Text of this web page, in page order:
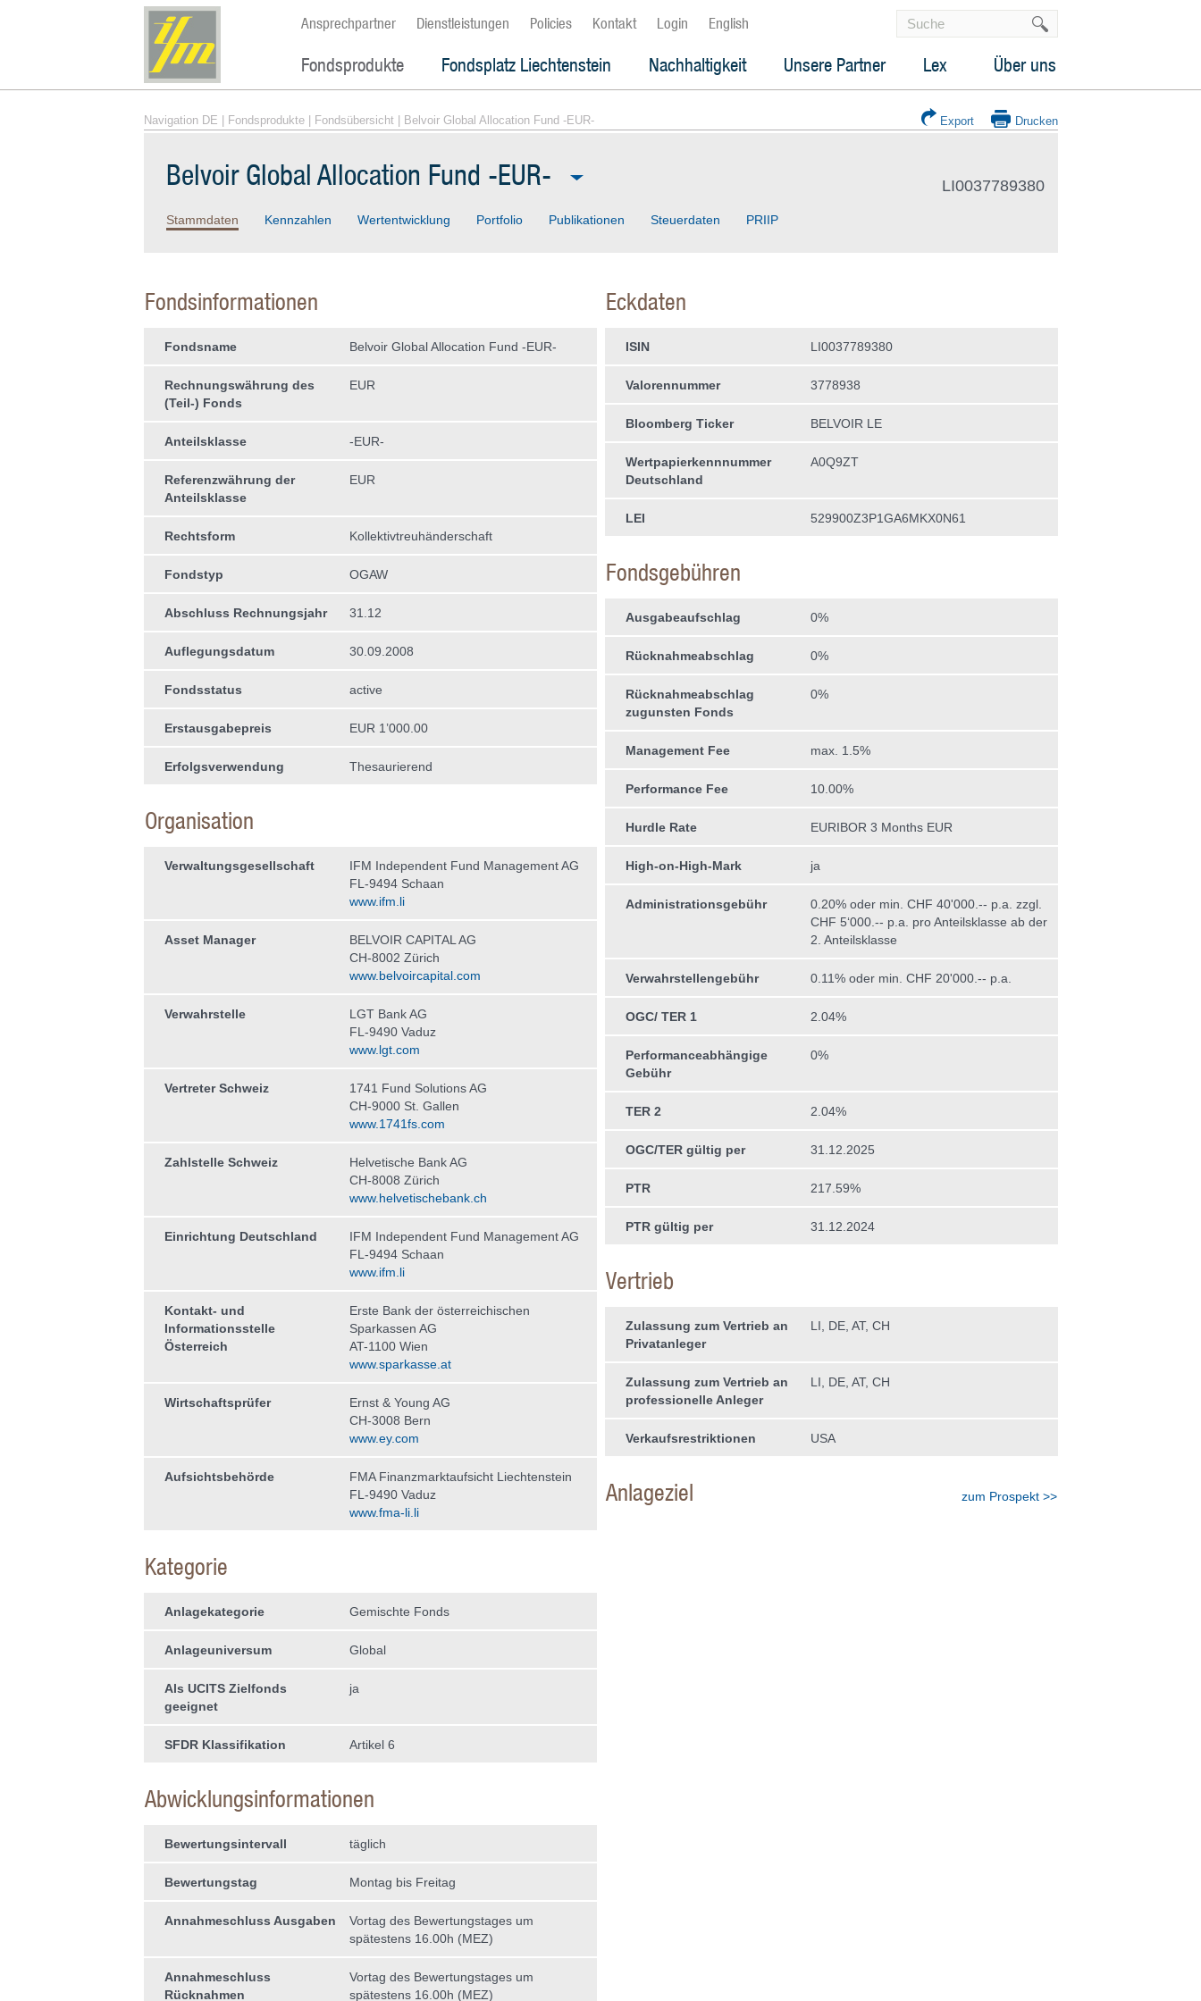
Ansprechpartner Dienstleistungen Policies Kontakt Login English
Fondsprodukte Fondsplatz Liechtenstein Nachhaltigkeit Unsere Partner Lex Über uns
Navigation DE Fondsprodukte| Fondsübersicht| Belvoir Global Allocation Fund -EUR- Export Drucken
Belvoir Global Allocation Fund -EUR- LI0037789380
Stammdaten Kennzahlen Wertentwicklung Portfolio Publikationen Steuerdaten PRIIP
Fondsinformationen
Fondsname Belvoir Global Allocation Fund -EUR-
Rechnungswährung des
(Teil-) Fonds
EUR
Anteilsklasse -EUR-
Referenzwährung der
Anteilsklasse
EUR
Rechtsform Kollektivtreuhän­derschaft
Fondstyp OGAW
Abschluss Rechnungsjahr 31.12
Auflegungsdatum 30.09.2008
Fondsstatus active
Erstausgabepreis EUR 1’000.00
Erfolgsverwendung Thesaurierend
Organisation
Verwaltungs­gesellschaft
IFM Independent Fund Management AG
FL-9494 Schaan
www.ifm.li
Asset Manager
BELVOIR CAPITAL AG
CH-8002 Zürich
www.belvoircapital.com
Verwahrstelle
LGT Bank AG
FL-9490 Vaduz
www.lgt.com
Vertreter Schweiz
1741 Fund Solutions AG
CH-9000 St. Gallen
www.1741fs.com
Zahlstelle Schweiz
Helvetische Bank AG
CH-8008 Zürich
www.helvetischebank.ch
Einrichtung Deutschland
IFM Independent Fund Management AG
FL-9494 Schaan
www.ifm.li
Kontakt- und
Informationsstelle
Österreich
Erste Bank der österreichischen
Sparkassen AG
AT-1100 Wien
www.sparkasse.at
Wirtschaftsprüfer
Ernst & Young AG
CH-3008 Bern
www.ey.com
Aufsichtsbehörde
FMA Finanzmarktaufsicht Liechtenstein
FL-9490 Vaduz
www.fma-li.li
Kategorie
Anlagekategorie Gemischte Fonds
Anlageuniversum Global
Als UCITS Zielfonds
geeignet
ja
SFDR Klassifikation Artikel 6
Abwicklungsinformationen
Bewertungsintervall täglich
Bewertungstag Montag bis Freitag
Annahmeschluss Ausgaben
Vortag des Bewertungstages um
spätestens 16.00h (MEZ)
Annahmeschluss
Rücknahmen
Vortag des Bewertungstages um
spätestens 16.00h (MEZ)
Eckdaten
ISIN LI0037789380
Valorennummer 3778938
Bloomberg Ticker BELVOIR LE
Wertpapierkennnummer
Deutschland
A0Q9ZT
LEI 529900Z3P1GA6MKX0N61
Fondsgebühren
Ausgabeaufschlag 0%
Rücknahmeabschlag 0%
Rücknahmeabschlag
zugunsten Fonds
0%
Management Fee max. 1.5%
Performance Fee 10.00%
Hurdle Rate EURIBOR 3 Months EUR
High-on-High-Mark ja
Administrationsgebühr
0.20% oder min. CHF 40'000.-- p.a. zzgl.
CHF 5‘000.-- p.a. pro Anteilsklasse ab der
2. Anteilsklasse
Verwahrstellengebühr 0.11% oder min. CHF 20'000.-- p.a.
OGC/ TER 1 2.04%
Performanceabhängige
Gebühr
0%
TER 2 2.04%
OGC/TER gültig per 31.12.2025
PTR 217.59%
PTR gültig per 31.12.2024
Vertrieb
Zulassung zum Vertrieb an
Privatanleger
LI, DE, AT, CH
Zulassung zum Vertrieb an
professionelle Anleger
LI, DE, AT, CH
Verkaufsrestriktionen USA
Anlageziel zum Prospekt >>